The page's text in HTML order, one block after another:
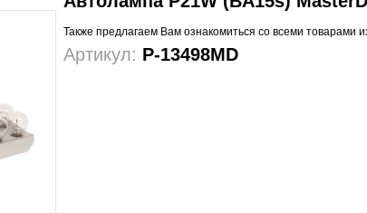
Также предлагаем Вам ознакомиться со всеми товарами
Артикул: P-13498MD